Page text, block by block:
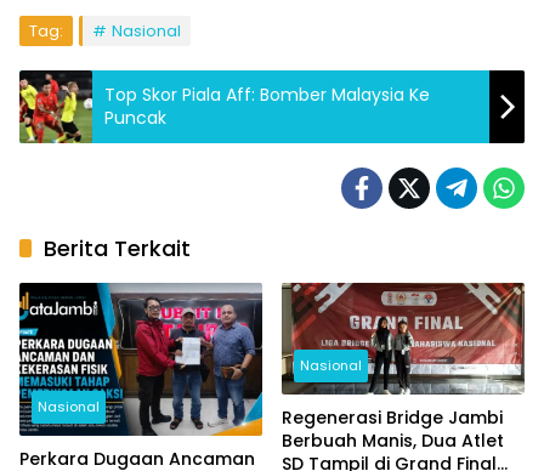
Tag: Nasional
Top Skor Piala Aff: Bomber Malaysia Ke
Puncak
Berita Terkait
Nasional
Perkara Dugaan Ancaman
Nasional
Regenerasi Bridge Jambi
Berbuah Manis, Dua Atlet
SD Tampil di Grand Final